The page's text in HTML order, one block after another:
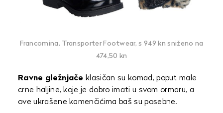
Francomina, Transporter Footwear, s 949 kn sniženo na
474,50 kn
Ravne gležnjače klasičan su komad, poput male
crne haljine, koje je dobro imati u svom ormaru, a
ove ukrašene kamenčićima baš su posebne.